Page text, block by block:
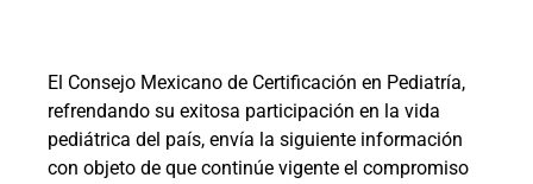
El Consejo Mexicano de Certificación en Pediatría,
refrendando su exitosa participación en la vida
pediátrica del país, envía la siguiente información
con objeto de que continúe vigente el compromiso